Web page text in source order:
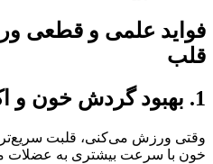
فواید علمی و قطعی
قلب
1. بهبود گردش خون و اکسیژن‌رسانی
وقتی ورزش می‌کنی، قلبت سریع‌تر
خون با سرعت بیشتری به عضلات